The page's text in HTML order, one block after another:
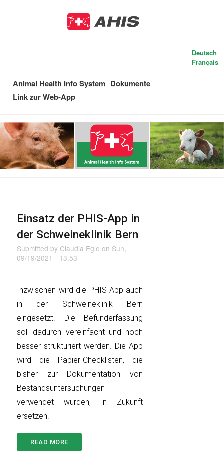
to
Deutsch
Français
Main
navigation
Animal Health Info System Dokumente
Link zur Web-App
Einsatz der PHIS-App in
der Schweineklinik Bern
Submitted by Claudia Egle on Sun,
09/19/2021 - 13:53
Inzwischen wird die PHIS-App auch
in der Schweineklinik Bern
eingesetzt. Die Befunderfassung
soll dadurch vereinfacht und noch
besser strukturiert werden. Die App
wird die Papier-Checklisten, die
bisher zur Dokumentation von
Bestandsuntersuchungen
verwendet wurden, in Zukunft
ersetzen.
READ MORE
EINSATZ